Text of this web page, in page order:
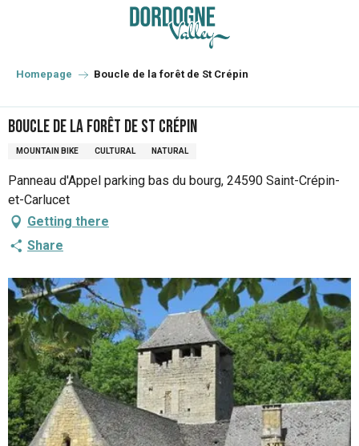
principal
Homepage Boucle de la forêt de St Crépin
Boucle de la forêt de St Crépin
MOUNTAIN BIKE CULTURAL NATURAL
Panneau d'Appel parking bas du bourg, 24590 Saint-Crépin-
et-Carlucet
Getting there
Share